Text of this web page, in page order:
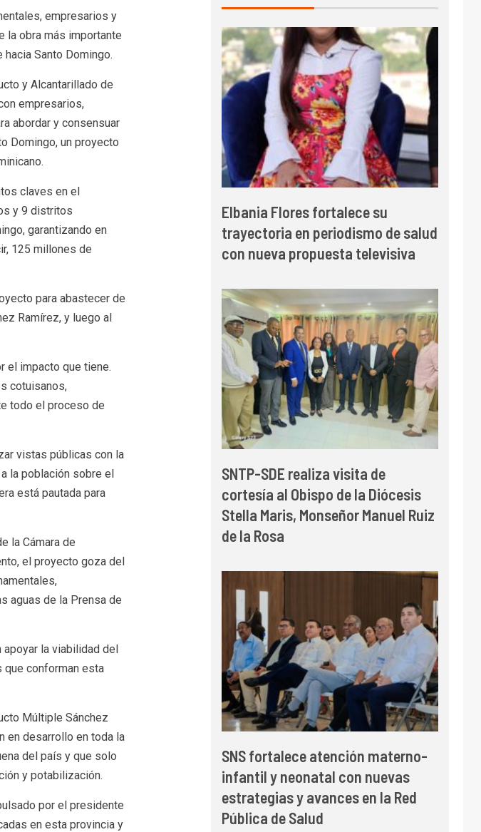
empresarios y
la obra más importante
Santo Domingo.
y Alcantarillado de
empresarios,
abordar y consensuar
Domingo, un proyecto
claves en el
y 9 distritos
garantizando en
125 millones de
para abastecer de
Ramírez, y luego al
el impacto que tiene.
cotuisanos,
todo el proceso de
vistas públicas con la
la población sobre el
está pautada para
la Cámara de
el proyecto goza del
aguas de la Prensa de
la viabilidad del
que conforman esta
Múltiple Sánchez
en desarrollo en toda la
del país y que solo
y potabilización.
por el presidente
en esta provincia y
Elbania Flores fortalece su
trayectoria en periodismo de salud
con nueva propuesta televisiva
SNTP-SDE realiza visita de
cortesía al Obispo de la Diócesis
Stella Maris, Monseñor Manuel Ruiz
de la Rosa
SNS fortalece atención materno-
infantil y neonatal con nuevas
estrategias y avances en la Red
Pública de Salud